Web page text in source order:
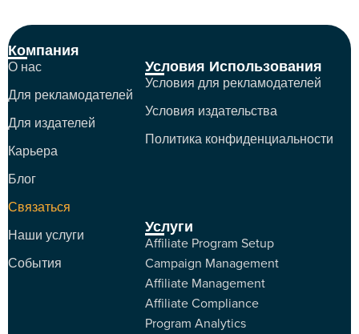
Компания
О нас
Для рекламодателей
Для издателей
Карьера
Блог
Связаться
Наши услуги
События
Условия Использования
Условия для рекламодателей
Условия издательства
Политика конфиденциальности
Услуги
Affiliate Program Setup
Campaign Management
Affiliate Management
Affiliate Compliance
Program Analytics